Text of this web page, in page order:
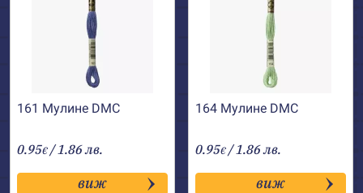
161 Мулине DMC
0.95€ / 1.86 лв.
виж
164 Мулине DMC
0.95€ / 1.86 лв.
виж